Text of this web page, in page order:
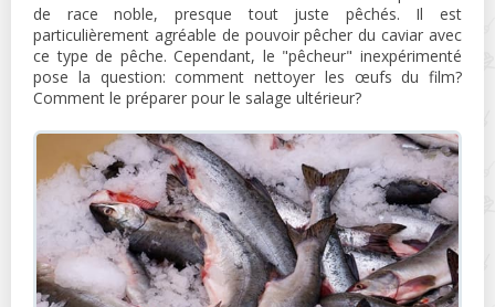
de race noble, presque tout juste pêchés. Il est
particulièrement agréable de pouvoir pêcher du caviar avec
ce type de pêche. Cependant, le "pêcheur" inexpérimenté
pose la question: comment nettoyer les œufs du film?
Comment le préparer pour le salage ultérieur?